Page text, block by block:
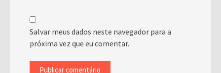
Salvar meus dados neste navegador para a
próxima vez que eu comentar.